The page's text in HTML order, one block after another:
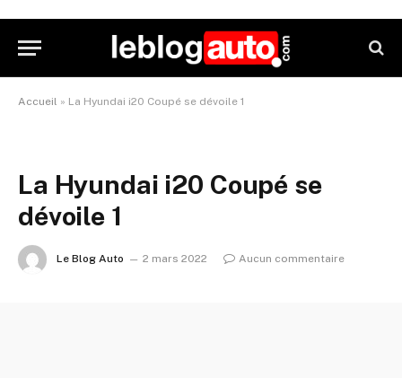
Accueil » La Hyundai i20 Coupé se dévoile 1
La Hyundai i20 Coupé se
dévoile 1
Le Blog Auto 2 mars 2022 Aucun commentaire